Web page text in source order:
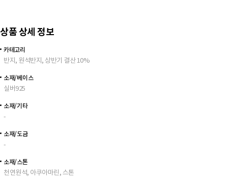
상품 상세 정보
카테고리
반지, 원석반지, 상반기 결산 10%
소재/베이스
실버925
소재/기타
-
소재/도금
-
소재/스톤
천연원석, 아쿠아마린, 스톤